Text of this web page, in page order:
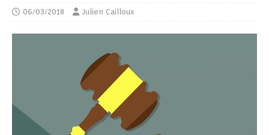
06/03/2018 Julien Cailloux